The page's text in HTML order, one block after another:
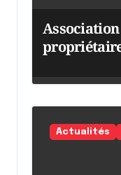
Association
Actualités